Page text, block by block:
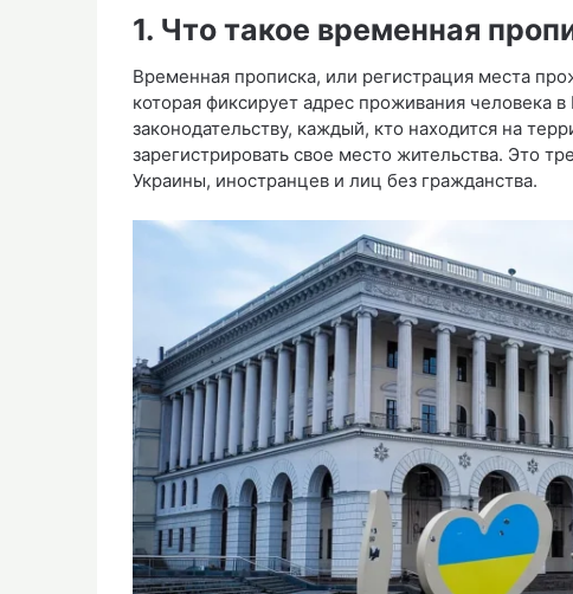
1. Что такое временная
Временная прописка, или регистрация места
которая фиксирует адрес проживания человека
законодательству, каждый, кто находится на
зарегистрировать свое место жительства. Это
Украины, иностранцев и лиц без гражданства.